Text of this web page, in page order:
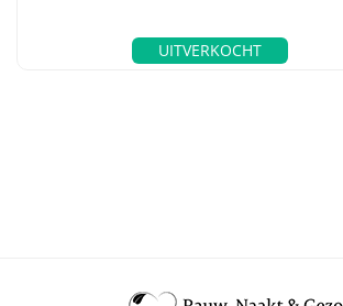
UITVERKOCHT